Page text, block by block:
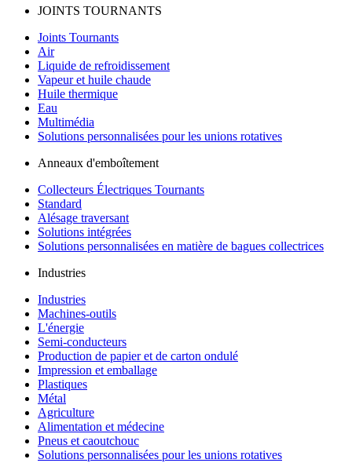
JOINTS TOURNANTS
Joints Tournants
Air
Liquide de refroidissement
Vapeur et huile chaude
Huile thermique
Eau
Multimédia
Solutions personnalisées pour les unions rotatives
Anneaux d'emboîtement
Collecteurs Électriques Tournants
Standard
Alésage traversant
Solutions intégrées
Solutions personnalisées en matière de bagues collectrices
Industries
Industries
Machines-outils
L'énergie
Semi-conducteurs
Production de papier et de carton ondulé
Impression et emballage
Plastiques
Métal
Agriculture
Alimentation et médecine
Pneus et caoutchouc
Solutions personnalisées pour les unions rotatives